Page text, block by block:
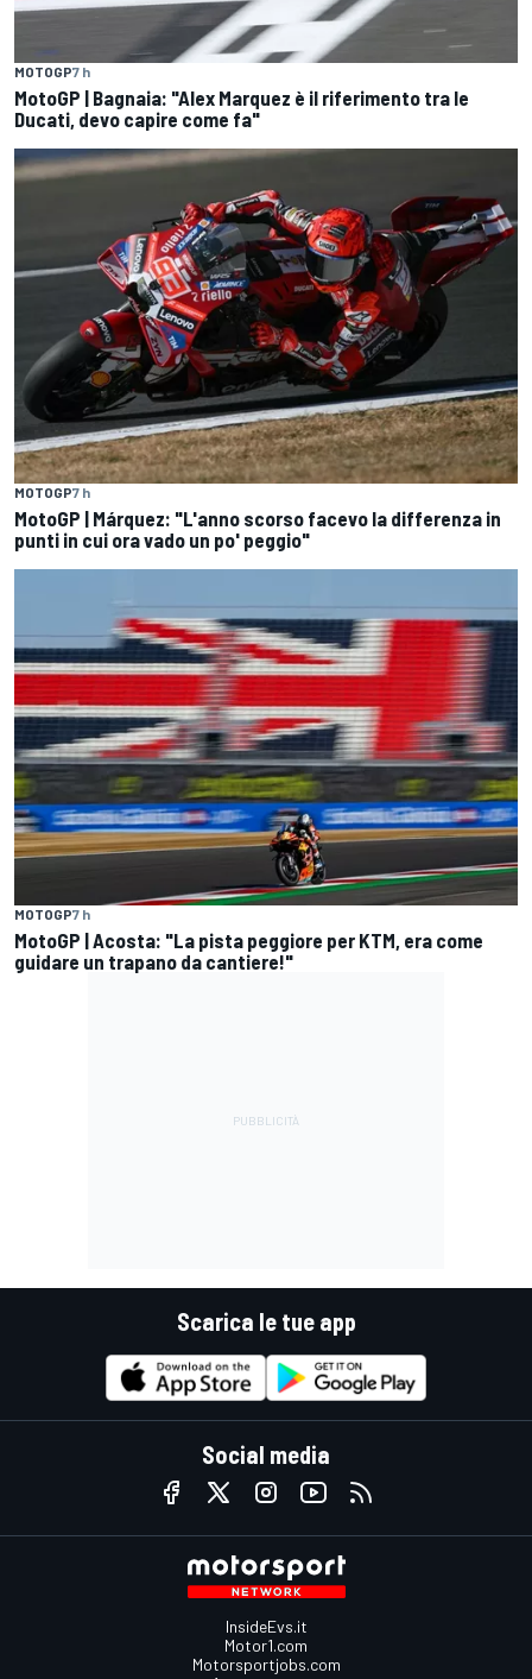
MOTOGP7 h
MotoGP | Bagnaia: "Alex Marquez è il riferimento tra le
Ducati, devo capire come fa"
MOTOGP7 h
MotoGP | Márquez: "L'anno scorso facevo la differenza in
punti in cui ora vado un po' peggio"
MOTOGP7 h
MotoGP | Acosta: "La pista peggiore per KTM, era come
guidare un trapano da cantiere!"
Scarica le tue app
Social media
InsideEvs.it
Motor1.com
Motorsportjobs.com